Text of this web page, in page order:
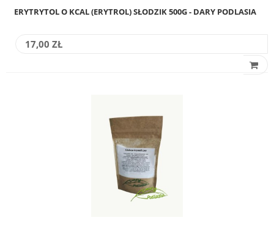
ERYTRYTOL O KCAL (ERYTROL) SŁODZIK 500G - DARY PODLASIA
17,00 ZŁ